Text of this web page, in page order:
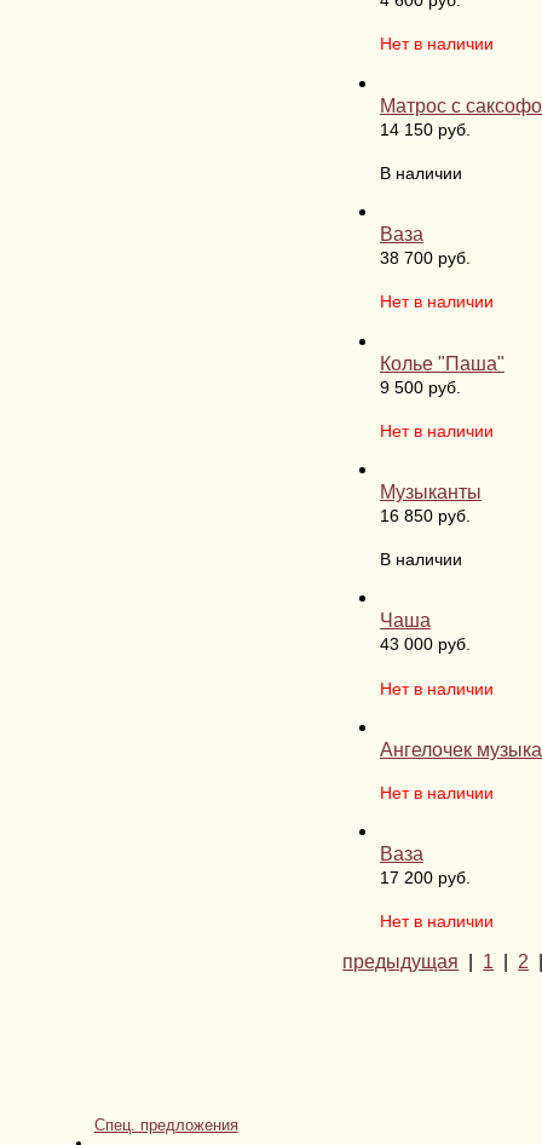
Нет в наличии
Матрос с
14 150 руб.
В наличии
Ваза
38 700 руб.
Нет в наличии
Колье "Паша"
9 500 руб.
Нет в наличии
Музыканты
16 850 руб.
В наличии
Чаша
43 000 руб.
Нет в наличии
Ангелочек
Нет в наличии
Ваза
17 200 руб.
Нет в наличии
предыдущая | 1 | 2
Спец. предложения